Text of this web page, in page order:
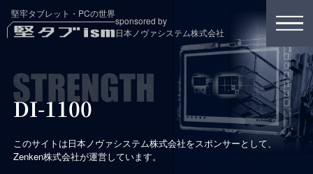
堅牢タブレット・PCの世界
sponsored by
日本ノヴァシステム株式会社
DI-1100
このサイトは日本ノヴァシステム株式会社をスポンサーとして、
Zenken株式会社が運営しています。